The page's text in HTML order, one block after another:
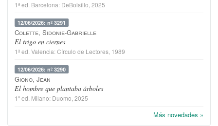
1ª ed. Barcelona: DeBolsillo , 2025
12/06/2026: nº 3291
Colette, Sidonie-Gabrielle
El trigo en ciernes
1ª ed. Valencia:Círculo de Lectores , 1989
12/06/2026: nº 3290
Giono, Jean
El hombre que plantaba árboles
1ª ed. Milano: Duomo , 2025
Más novedades »